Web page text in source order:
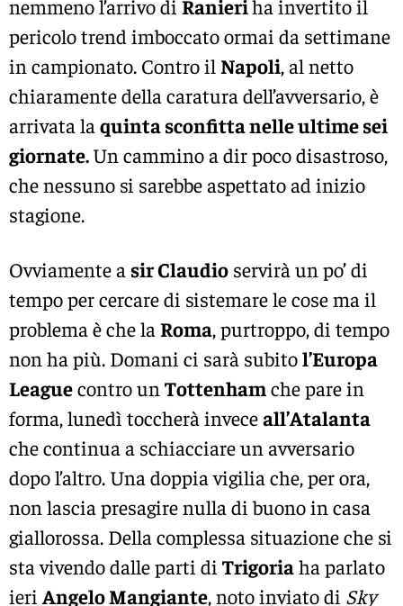
nemmeno l’arrivo di Ranieriha invertito il
pericolo trend imboccato ormai da settimane
in campionato. Contro il Napoli, al netto
chiaramente della caratura dell’avversario, è
arrivata la quinta sconfitta nelle ultime sei
giornate.Un cammino a dir poco disastroso,
che nessuno si sarebbe aspettato ad inizio
stagione.
Ovviamente a sir Claudio servirà un po’ di
tempo per cercare di sistemare le cose ma il
problema è che la Roma, purtroppo, di tempo
non ha più. Domani ci sarà subitol’Europa
Leaguecontro un Tottenhamche pare in
forma, lunedì toccherà inveceall’Atalanta
che continua a schiacciare un avversario
dopo l’altro. Una doppia vigilia che, per ora,
non lascia presagire nulla di buono in casa
giallorossa. Della complessa situazione che si
sta vivendo dalle parti di Trigoriaha parlato
ieri Angelo Mangiante, noto inviato di Sky